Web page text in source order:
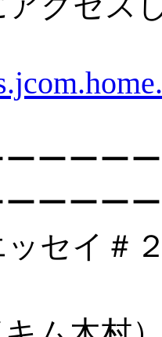
ーーー
ーーー
セイ＃